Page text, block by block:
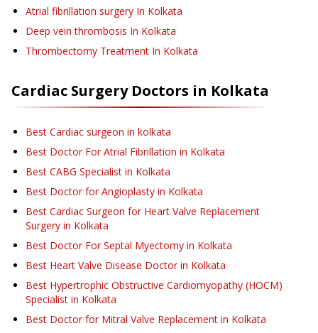
Atrial fibrillation surgery In Kolkata
Deep vein thrombosis In Kolkata
Thrombectomy Treatment In Kolkata
Cardiac SurgeryDoctors in Kolkata
Best Cardiac surgeon in kolkata
Best Doctor For Atrial Fibrillation in Kolkata
Best CABG Specialist in Kolkata
Best Doctor for Angioplasty in Kolkata
Best Cardiac Surgeon for Heart Valve Replacement
Surgery in Kolkata
Best Doctor For Septal Myectomy in Kolkata
Best Heart Valve Disease Doctor in Kolkata
Best Hypertrophic Obstructive Cardiomyopathy (HOCM)
Specialist in Kolkata
Best Doctor for Mitral Valve Replacement in Kolkata